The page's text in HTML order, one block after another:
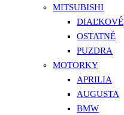
MITSUBISHI
DIAĽKOVÉ
OSTATNÉ
PUZDRA
MOTORKY
APRILIA
AUGUSTA
BMW